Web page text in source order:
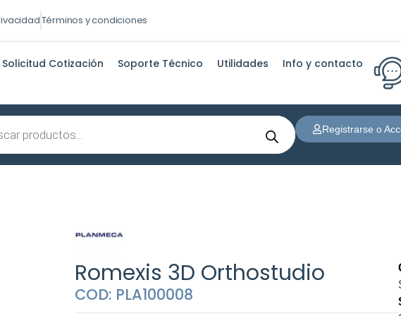
Términos y condiciones
Solicitud Cotización Soporte Técnico Utilidades Info y contacto
Registrarse o
Romexis 3D Orthostudio
COD: PLA100008